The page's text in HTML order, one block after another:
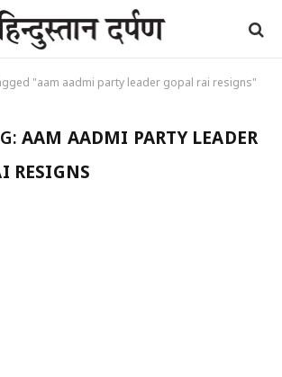
"aam aadmi party leader gopal rai resigns"
AAM AADMI PARTY LEADER
RESIGNS